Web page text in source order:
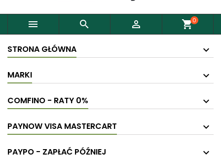
   shopping_cart0
STRONA GŁÓWNA
MARKI
COMFINO - RATY 0%
PAYNOW VISA MASTERCART
PAYPO - ZAPŁAĆ PÓŹNIEJ